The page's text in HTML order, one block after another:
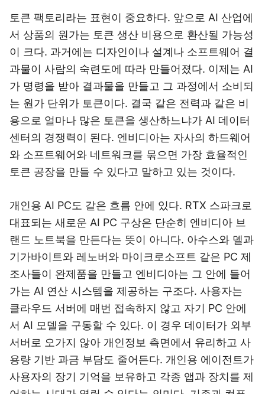
토큰 팩토리라는 표현이 중요하다. 앞으로 AI 산업에
서 상품의 원가는 토큰 생산 비용으로 환산될 가능성
이 크다. 과거에는 디자인이나 설계나 소프트웨어 결
과물이 사람의 숙련도에 따라 만들어졌다. 이제는 AI
가 명령을 받아 결과물을 만들고 그 과정에서 소비되
는 원가 단위가 토큰이다. 결국 같은 전력과 같은 비
용으로 얼마나 많은 토큰을 생산하느냐가 AI 데이터
센터의 경쟁력이 된다. 엔비디아는 자사의 하드웨어
와 소프트웨어와 네트워크를 묶으면 가장 효율적인
토큰 공장을 만들 수 있다고 말하고 있는 것이다.
개인용 AI PC도 같은 흐름 안에 있다. RTX 스파크로
대표되는 새로운 AI PC 구상은 단순히 엔비디아 브
랜드 노트북을 만든다는 뜻이 아니다. 아수스와 델과
기가바이트와 레노버와 마이크로소프트 같은 PC 제
조사들이 완제품을 만들고 엔비디아는 그 안에 들어
가는 AI 연산 시스템을 제공하는 구조다. 사용자는
클라우드 서버에 매번 접속하지 않고 자기 PC 안에
서 AI 모델을 구동할 수 있다. 이 경우 데이터가 외부
서버로 오가지 않아 개인정보 측면에서 유리하고 사
용량 기반 과금 부담도 줄어든다. 개인용 에이전트가
사용자의 장기 기억을 보유하고 각종 앱과 장치를 제